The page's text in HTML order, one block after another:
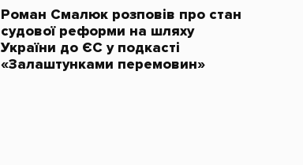
Роман Смалюк розповів про стан
судової реформи на шляху
України до ЄС у подкасті
«Залаштунками перемовин»